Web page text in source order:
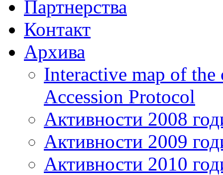
Партнерства
Контакт
Архива
Interactive map of
Accession Protocol
Активности 2008
Активности 2009
Активности 2010